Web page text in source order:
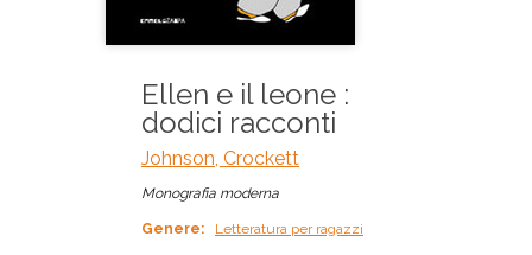
Ellen e il leone :
dodici racconti
Johnson, Crockett
Monografia moderna
Genere: Letteratura per ragazzi